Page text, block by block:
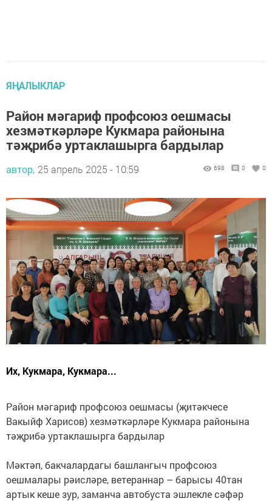
ЯҢАЛЫКЛАР
Район мәгариф профсоюз оешмасы
хезмәткәрләре Кукмара районына
тәҗрибә уртаклашырга бардылар
автор, 25 апрель 2025 - 10:59 698 0 0
Их, Кукмара, Кукмара...
Район мәгариф профсоюз оешмасы (җитәкчесе
Вакыйф Харисов) хезмәткәрләре Кукмара районына
тәҗрибә уртаклашырга бардылар
Мәктәп, бакчалардагы башлангыч профсоюз
оешмалары рәисләре, ветераннар – барысы 40тан
артык кеше зур, заманча автобуста эшлекле сәфәр